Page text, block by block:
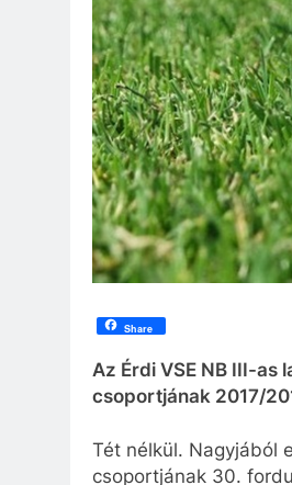
Share
Az Érdi VSE NB III-as
csoportjának 2017/
Tét nélkül. Nagyjából
csoportjának 30.